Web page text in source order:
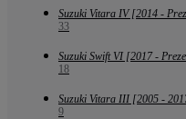
Suzuki Vitara IV [2014 -
33
Suzuki Swift VI [2017 -
18
Suzuki Vitara III [2005 -
9